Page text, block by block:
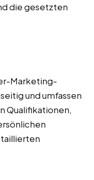
die gesetzten
Marketing-
und umfassen
Qualifikationen,